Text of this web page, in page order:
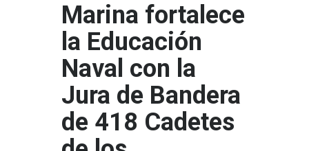
Marina fortalece
la Educación
Naval con la
Jura de Bandera
de 418 Cadetes